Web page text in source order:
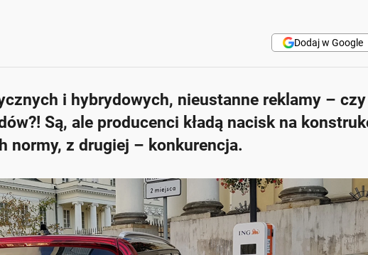
Dodaj w Google
i hybrydowych, nieustanne reklamy –
Są, ale producenci kładą nacisk na
normy, z drugiej – konkurencja.